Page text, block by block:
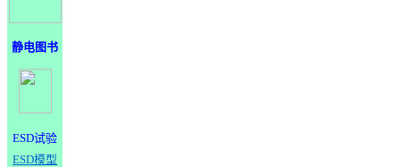
静电图书
ESD试验
ESD模型